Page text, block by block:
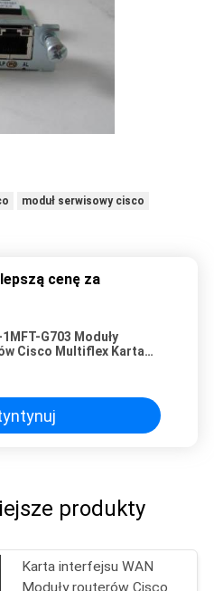
moduł serwisowy cisco
cenę za
G703 Moduły
Cisco Multiflex Karta
produkty
Karta interfejsu WAN
Moduły routerów Cisco